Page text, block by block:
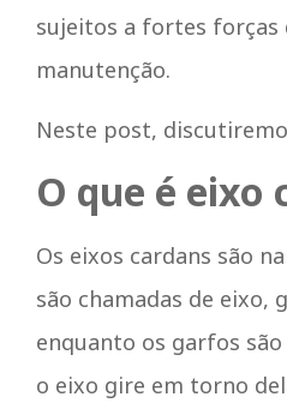
sujeitos a fortes forças
manutenção.
Neste post,
O que é eixo
Os eixos cardans são
são chamadas de eixo,
enquanto os garfos
o eixo gire em torno